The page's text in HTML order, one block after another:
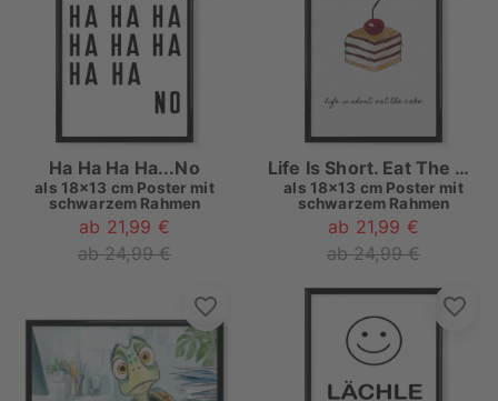
Ha Ha Ha Ha...No
als 18x13 cm Poster mit
schwarzem Rahmen
ab 21,99 €
ab 24,99 €
Life Is Short. Eat The Cake
als 18x13 cm Poster mit
schwarzem Rahmen
ab 21,99 €
ab 24,99 €